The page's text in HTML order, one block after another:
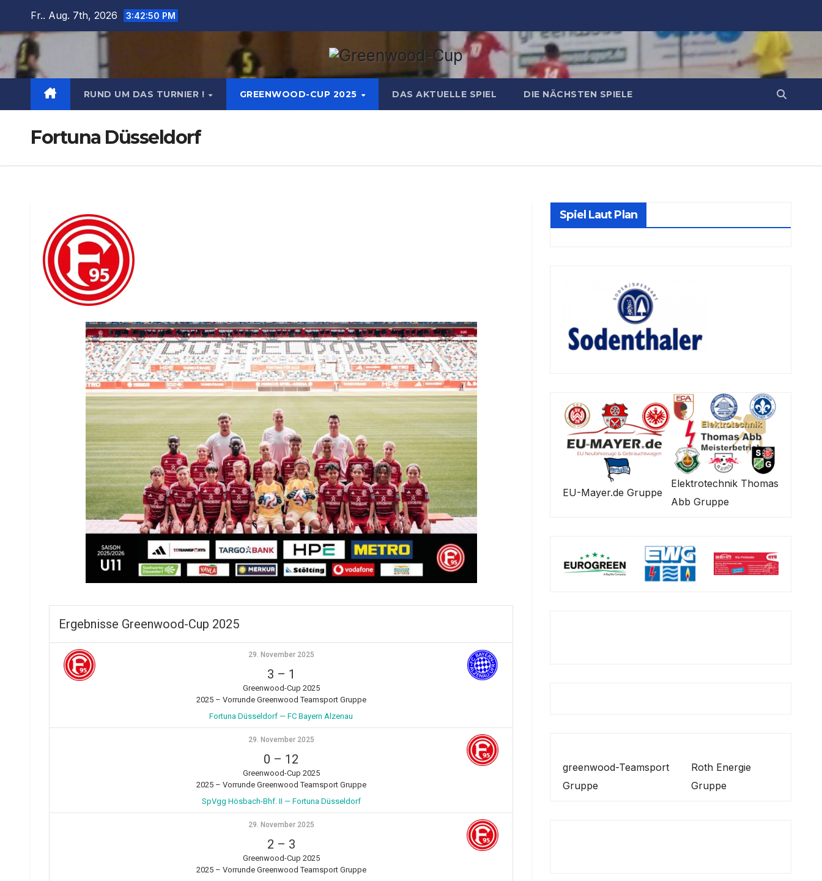
Fr.. Aug. 7th, 2026 3:42:51 PM
RUND UM DAS TURNIER ! GREENWOOD-CUP 2025 DAS AKTUELLE SPIEL DIE NÄCHSTEN SPIELE
Fortuna Düsseldorf
Ergebnisse Greenwood-Cup 2025
29. November 2025
3 – 1
Greenwood-Cup 2025
2025 – Vorrunde Greenwood Teamsport Gruppe
Fortuna Düsseldorf — FC Bayern Alzenau
29. November 2025
0 – 12
Greenwood-Cup 2025
2025 – Vorrunde Greenwood Teamsport Gruppe
SpVgg Hösbach-Bhf. II — Fortuna Düsseldorf
29. November 2025
2 – 3
Greenwood-Cup 2025
2025 – Vorrunde Greenwood Teamsport Gruppe
Spiel Laut Plan
EU-Mayer.de Gruppe
Elektrotechnik Thomas
Abb Gruppe
greenwood-Teamsport
Gruppe
Roth Energie
Gruppe